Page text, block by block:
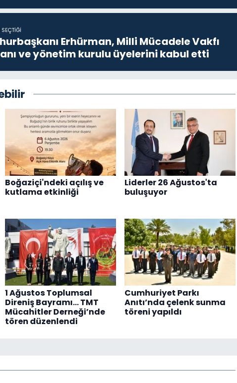
SEÇTIĞI
Erhürman, Milli Mücadele Vakfı
ve yönetim kurulu üyelerini kabul etti
Boğaziçi'ndeki açılış ve
kutlama etkinliği
Liderler 26 Ağustos'ta
buluşuyor
1 Ağustos Toplumsal
Direniş Bayramı... TMT
Mücahitler Derneği’nde
tören düzenlendi
Cumhuriyet Parkı
Anıtı’nda çelenk sunma
töreni yapıldı